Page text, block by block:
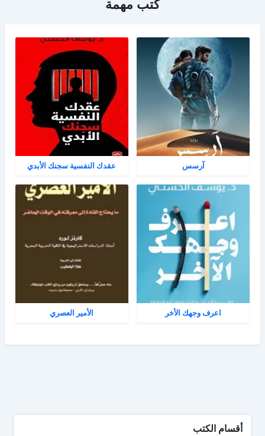
كتب مهمة
آرسس عقدك النفسية سجنك الأبدي
اعرف وجهك الأخر الأمير العصري
أقسام الكتب